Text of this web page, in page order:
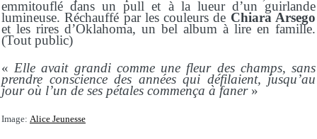
emmitouflé dans un pull et à la lueur d’un guirlande
lumineuse. Réchauffé par les couleurs de Chiara Arsego
et les rires d’Oklahoma, un bel album à lire en famille.
(Tout public)
« Elle avait grandi comme une fleur des champs, sans
prendre conscience des années qui défilaient, jusqu’au
jour où l’un de ses pétales commença à faner »
Image: Alice Jeunesse